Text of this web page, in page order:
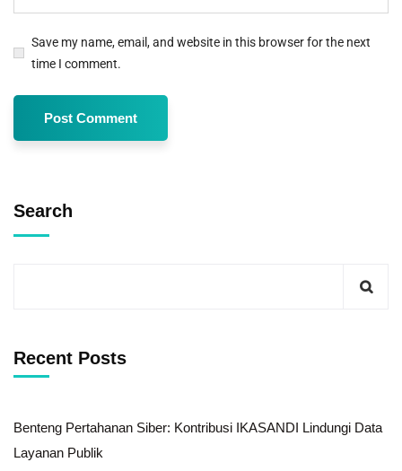
Save my name, email, and website in this browser for the next
time I comment.
Search
Recent Posts
Benteng Pertahanan Siber: Kontribusi IKASANDI Lindungi Data
Layanan Publik